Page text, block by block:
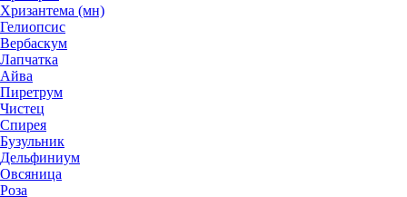
Хризантема (мн)
Гелиопсис
Вербаскум
Лапчатка
Айва
Пиретрум
Чистец
Спирея
Бузульник
Дельфиниум
Овсяница
Роза